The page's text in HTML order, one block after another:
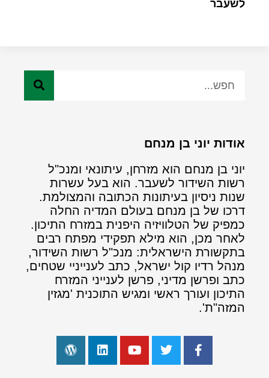
לשעבר
אודות יוני בן מנחם
יוני בן מנחם הוא מזרחן, עיתונאי ומנכ"ל
רשות השידור לשעבר. הוא בעל עשרות
שנות ניסיון בעיתונות הכתובה והמצולמת.
דרכו של בן מנחם בעולם המדיה החלה
כמפיק של הטלוויזיה היפנית במזרח התיכון.
לאחר מכן, הוא מילא תפקידי מפתח רבים
בתקשורת הישראלית: מנכ"ל רשות השידור,
מנהל רדיו קול ישראל, כתב לענייניי שטחים,
כתב ופרשן מדיני, פרשן לענייני המזרח
התיכון ועורך ראשי ומגיש התוכנית 'מגזין
המזה"ת'.